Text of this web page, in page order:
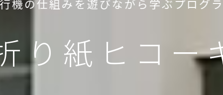
り紙ヒコー
機の仕組みを 遊びながら学ぶプログ